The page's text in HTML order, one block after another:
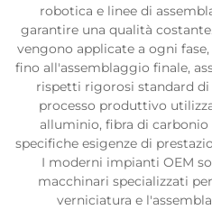
robotica e linee di
garantire una qualità
vengono applicate a ogni
fino all'assemblaggio finale,
rispetti rigorosi standard di
processo produttivo
alluminio, fibra di carbonio
specifiche esigenze di
I moderni impianti OEM
macchinari specializzati
verniciatura e